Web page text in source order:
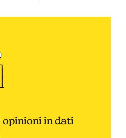
opinioni in dati